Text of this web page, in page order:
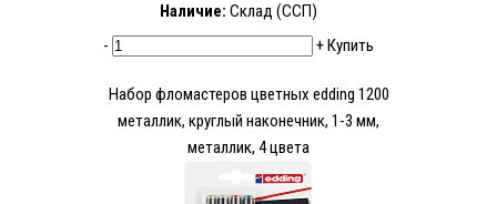
Наличие: Склад (ССП)
-
+Купить
Набор фломастеров цветных edding 1200
металлик, круглый наконечник, 1-3 мм,
металлик, 4 цвета